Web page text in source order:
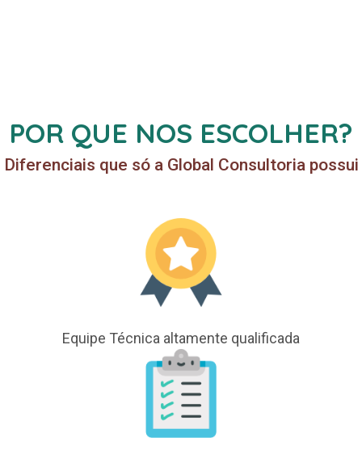
POR QUE NOS ESCOLHER?
Diferenciais que só a Global Consultoria possui
Equipe Técnica altamente qualificada